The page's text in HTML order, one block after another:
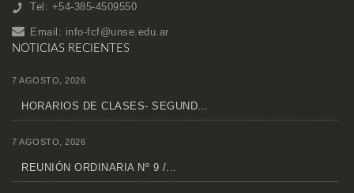
Tel: +54-385-4509550
Email: info-fcf@unse.edu.ar
NOTICIAS RECIENTES
7 AGOSTO, 2026
HORARIOS DE CLASES- SEGUND...
7 AGOSTO, 2026
REUNIÓN ORDINARIA Nº 9 /...